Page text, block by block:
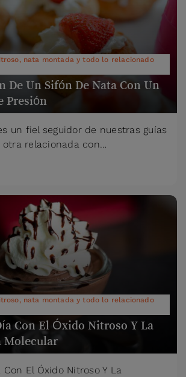
nata montada y todo lo relacionado
De Un Sifón De Nata Con Un
Presión
un fiel seguidor de nuestras guías
otra relacionada con…
nata montada y todo lo relacionado
Con El Óxido Nitroso Y La
Molecular
Con El Óxido Nitroso Y La